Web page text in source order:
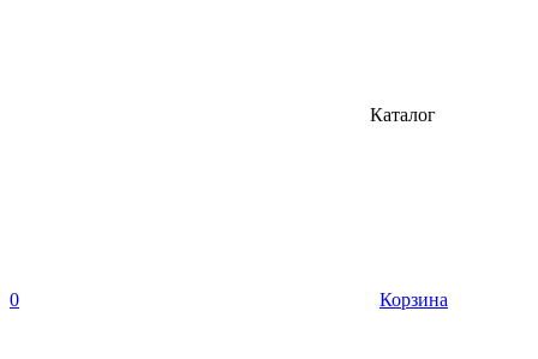
Каталог
0 Корзина